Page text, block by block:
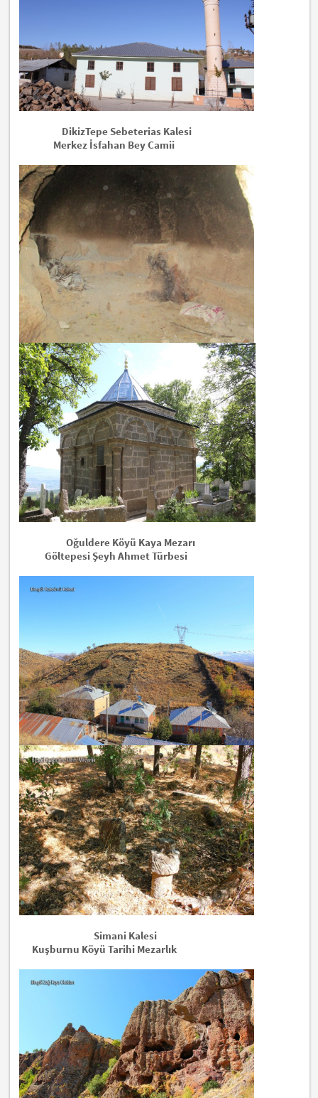
DikizTepe Sebeterias Kalesi
Merkez İsfahan Bey Camii
Oğuldere Köyü Kaya Mezarı
Göltepesi Şeyh Ahmet Türbesi
Simani Kalesi
Kuşburnu Köyü Tarihi Mezarlık